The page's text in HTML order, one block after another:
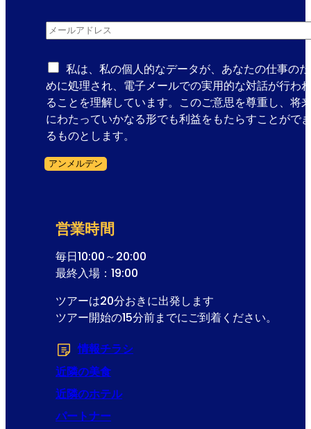
ッ
タ
殿
堂
ニ
ュ
ス
レ
タ
ー
登
メ
メールアドレス
私は、私の個人的なデータが、あなたの仕事のた
めに処理され、電子メールでの実用的な対話が行わ
ることを理解しています。このご意思を尊重し、将
にわたっていかなる形でも利益をもたらすことがで
るものとします。
アンメルデン
営業時間
毎日10:00～20:00
最終入場：19:00
ツアーは20分おきに出発します
ツアー開始の15分前までにご到着ください。
情報チラシ
近隣の美食
近隣のホテル
パートナー